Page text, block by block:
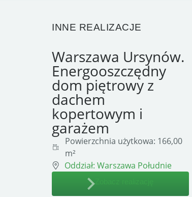
INNE REALIZACJE
Warszawa Ursynów.
Energooszczędny
dom piętrowy z
dachem
kopertowym i
garażem
Powierzchnia użytkowa: 166,00
m²
Oddział: Warszawa Południe